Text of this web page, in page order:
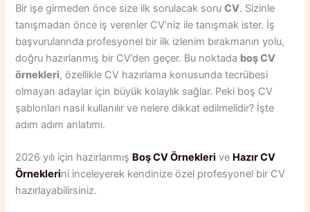
Bir işe girmeden önce size ilk sorulacak soruCV. Sizinle
tanışmadan önce iş verenler CV’niz ile tanışmak ister. İş
başvurularında profesyonel bir ilk izlenim bırakmanın yolu,
doğru hazırlanmış bir CV’den geçer. Bu noktada boş CV
örnekleri, özellikle CV hazırlama konusunda tecrübesi
olmayan adaylar için büyük kolaylık sağlar. Peki boş CV
şablonları nasıl kullanılır ve nelere dikkat edilmelidir? İşte
adım adım anlatımı.
2026 yılı için hazırlanmış Boş CV Örnekleri ve Hazır CV
Örneklerini inceleyerek kendinize özel profesyonel bir CV
hazırlayabilirsiniz.